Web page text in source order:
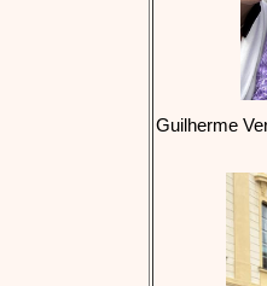
Guilherme